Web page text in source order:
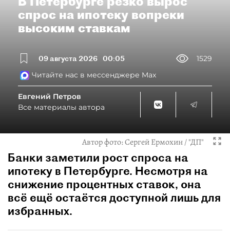
спрос на ипотеку вопреки
высоким ставкам
09 августа 2026 00:05
1529
Читайте нас в мессенджере Max
Евгений Петров
Все материалы автора
Автор фото:Сергей Ермохин / "ДП"
Банки заметили рост спроса на
ипотеку в Петербурге. Несмотря на
снижение процентных ставок, она
всё ещё остаётся доступной лишь для
избранных.